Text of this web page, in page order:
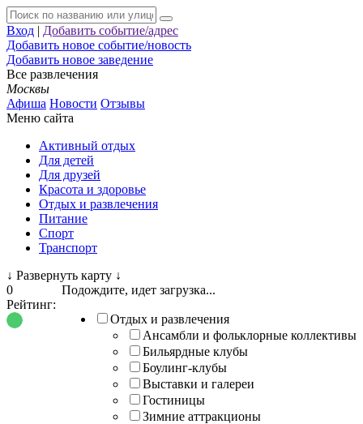
Вход | Добавить событие/адрес
Добавить новое событие/новость
Добавить новое заведение
Все развлечения
Москвы
Афиша Новости Отзывы
Меню сайта
Активный отдых
Для детей
Для друзей
Красота и здоровье
Отдых и развлечения
Питание
Спорт
Транспорт
↓ Развернуть карту ↓
Подождите, идет загрузка...
Отдых и развлечения
Ансамбли и фольклорные коллективы
Бильярдные клубы
Боулинг-клубы
Выставки и галереи
Гостиницы
Зимние аттракционы
0
Рейтинг: